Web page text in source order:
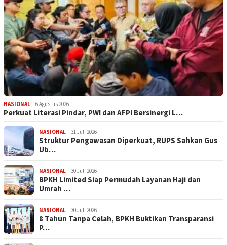
NASIONAL 6 Agustus 2026
Perkuat Literasi Pindar, PWI dan AFPI Bersinergi L…
NASIONAL 31 Juli 2026
​Struktur Pengawasan Diperkuat, RUPS Sahkan Gus
Ub…
NASIONAL 30 Juli 2026
BPKH Limited Siap Permudah Layanan Haji dan
Umrah …
NASIONAL 30 Juli 2026
​8 Tahun Tanpa Celah, BPKH Buktikan Transparansi
P…